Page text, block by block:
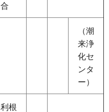
合
（潮
来浄
化セ
ンタ
ー）
利根